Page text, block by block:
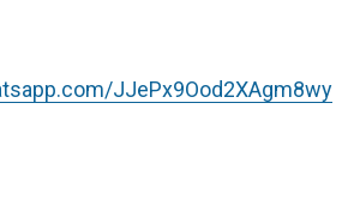
JJePx9Ood2XAgm8wy